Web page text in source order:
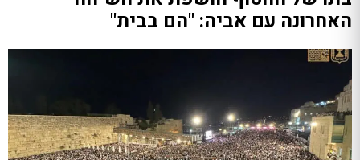
האחרונה עם אביה: "הם בבית"